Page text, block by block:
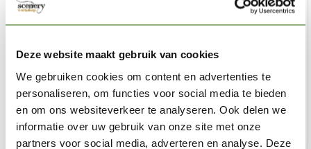
Deze website maakt gebruik van cookies
We gebruiken cookies om content en advertenties te
personaliseren, om functies voor social media te bieden
en om ons websiteverkeer te analyseren. Ook delen we
informatie over uw gebruik van onze site met onze
partners voor social media, adverteren en analyse. Deze
Superfine Sanders Slim & Flex - 3x - PAB1600
€6,45
Niet op voorraad